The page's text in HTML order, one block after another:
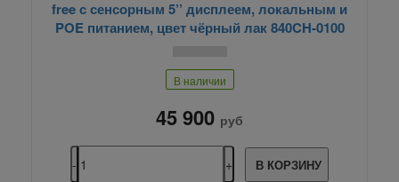
free с сенсорным 5’’ дисплеем, локальным и
POE питанием, цвет чёрный лак 840CH-0100
В наличии
45 900 руб
В КОРЗИНУ